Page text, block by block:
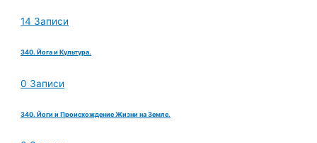
14 Записи
340. Йога и Культура.
0 Записи
340. Йоги и Происхождение Жизни на Земле.